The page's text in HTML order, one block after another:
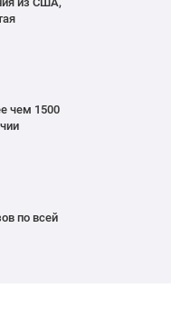
чем 1500
по всей